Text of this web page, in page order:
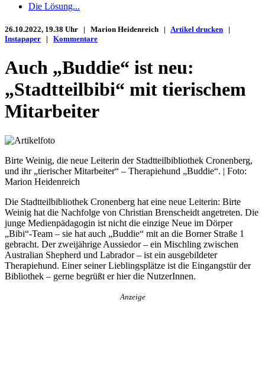
Die Lösung...
26.10.2022, 19.38 Uhr | Marion Heidenreich | Artikel drucken |
Instapaper | Kommentare
Auch „Buddie“ ist neu:
„Stadtteilbibi“ mit tierischem
Mitarbeiter
Birte Weinig, die neue Leiterin der Stadtteilbibliothek Cronenberg,
und ihr „tierischer Mitarbeiter“ – Therapiehund „Buddie“. | Foto:
Marion Heidenreich
Die Stadtteilbibliothek Cronenberg hat eine neue Leiterin: Birte
Weinig hat die Nachfolge von Christian Brenscheidt angetreten. Die
junge Medienpädagogin ist nicht die einzige Neue im Dörper
„Bibi“-Team – sie hat auch „Buddie“ mit an die Borner Straße 1
gebracht. Der zweijährige Aussiedor – ein Mischling zwischen
Australian Shepherd und Labrador – ist ein ausgebildeter
Therapiehund. Einer seiner Lieblingsplätze ist die Eingangstür der
Bibliothek – gerne begrüßt er hier die NutzerInnen.
Anzeige